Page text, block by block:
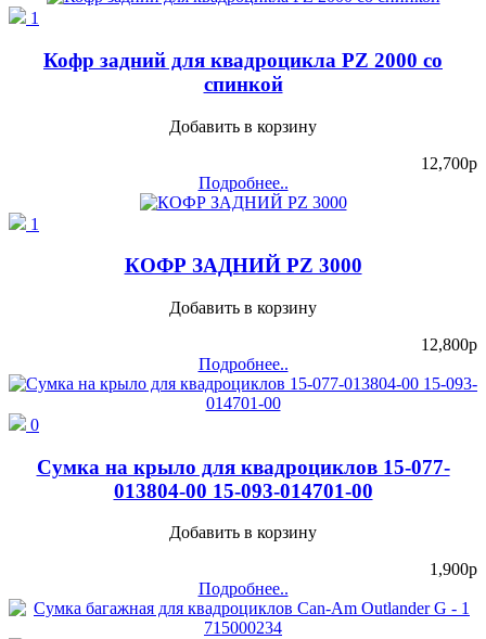
1
Кофр задний для квадроцикла PZ 2000 со
спинкой
Добавить в корзину
12,700p
Подробнее..
1
КОФР ЗАДНИЙ PZ 3000
Добавить в корзину
12,800p
Подробнее..
0
Сумка на крыло для квадроциклов 15-077-
013804-00 15-093-014701-00
Добавить в корзину
1,900p
Подробнее..